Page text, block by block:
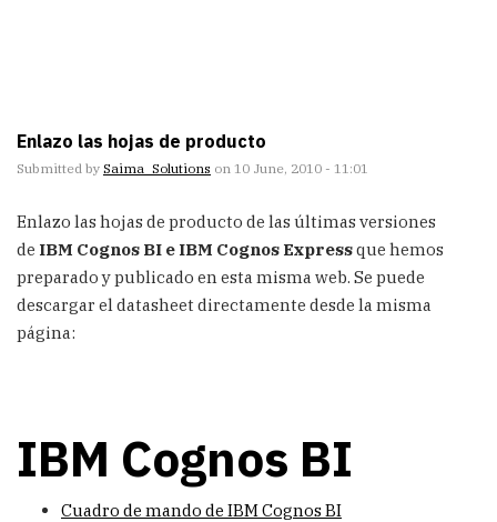
Enlazo las hojas de producto
Submitted by Saima_Solutions on 10 June, 2010 - 11:01
Enlazo las hojas de producto de las últimas versiones
de IBM Cognos BI e IBM Cognos Expressque hemos
preparado y publicado en esta misma web. Se puede
descargar el datasheet directamente desde la misma
página:
IBM Cognos BI
Cuadro de mando de IBM Cognos BI